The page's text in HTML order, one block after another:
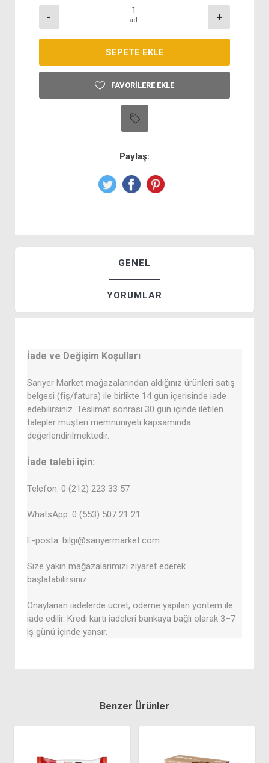
- ad +
FAVORILERE EKLE
Paylaş:
GENEL
YORUMLAR
İade ve Değişim Koşulları
Sarıyer Market mağazalarından aldığınız ürünleri satış
belgesi (fiş/fatura) ile birlikte 14 gün içerisinde iade
edebilirsiniz. Teslimat sonrası 30 gün içinde iletilen
talepler müşteri memnuniyeti kapsamında
değerlendirilmektedir.
İade talebi için:
Telefon: 0 (212) 223 33 57
WhatsApp: 0 (553) 507 21 21
E-posta: bilgi@sariyermarket.com
Size yakın mağazalarımızı ziyaret ederek
başlatabilirsiniz.
Onaylanan iadelerde ücret, ödeme yapılan yöntem ile
iade edilir. Kredi kartı iadeleri bankaya bağlı olarak 3–7
iş günü içinde yansır.
Benzer Ürünler